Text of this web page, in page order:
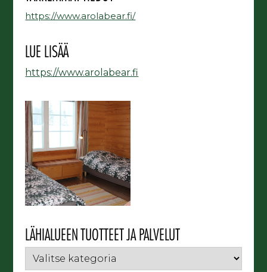
https://www.arolabear.fi/
LUE LISÄÄ
https://www.arolabear.fi
LÄHIALUEEN TUOTTEET JA PALVELUT